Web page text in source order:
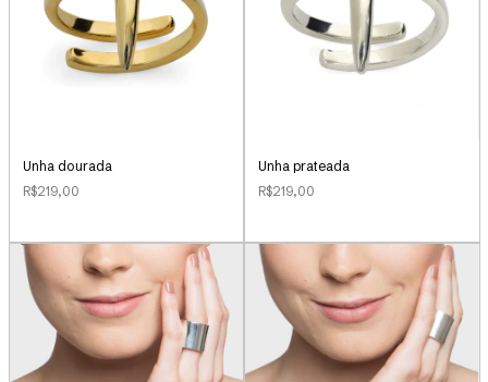
Unha dourada
R$219,00
Unha prateada
R$219,00